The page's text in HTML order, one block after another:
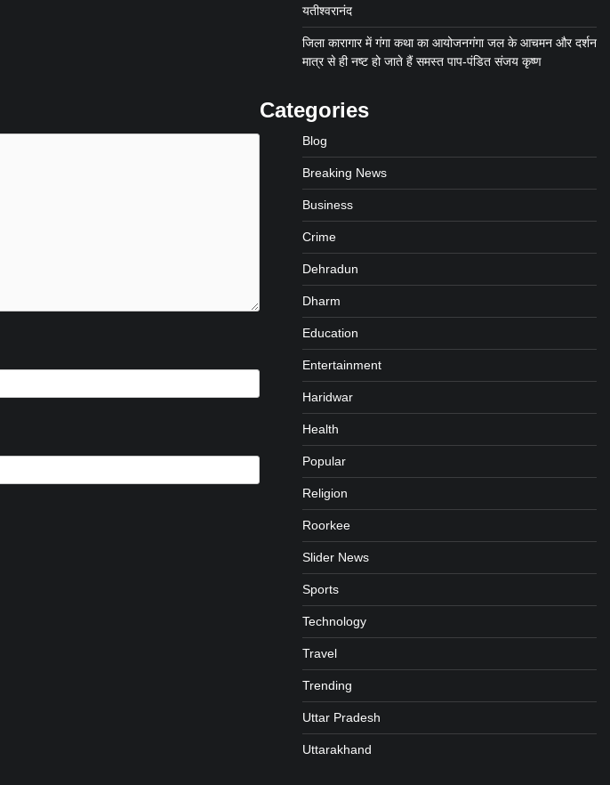
यतीश्वरानंद
जिला कारागार में गंगा कथा का आयोजनगंगा जल के आचमन और दर्शन
मात्र से ही नष्ट हो जाते हैं समस्त पाप-पंडित संजय कृष्ण
Categories
Blog
Breaking News
Business
Crime
Dehradun
Dharm
Education
Entertainment
Haridwar
Health
Popular
Religion
Roorkee
Slider News
Sports
Technology
Travel
Trending
Uttar Pradesh
Uttarakhand